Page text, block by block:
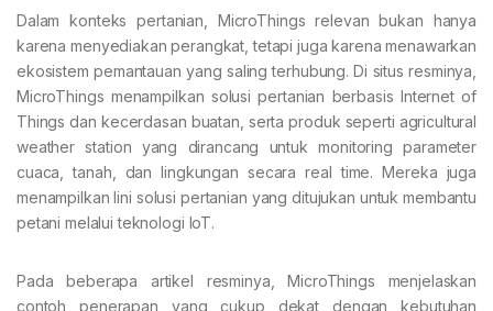
Dalam konteks pertanian, MicroThings relevan bukan hanya
karena menyediakan perangkat, tetapi juga karena menawarkan
ekosistem pemantauan yang saling terhubung. Di situs resminya,
MicroThings menampilkan solusi pertanian berbasis Internet of
Things dan kecerdasan buatan, serta produk seperti agricultural
weather station yang dirancang untuk monitoring parameter
cuaca, tanah, dan lingkungan secara real time. Mereka juga
menampilkan lini solusi pertanian yang ditujukan untuk membantu
petani melalui teknologi IoT.
Pada beberapa artikel resminya, MicroThings menjelaskan
contoh penerapan yang cukup dekat dengan kebutuhan